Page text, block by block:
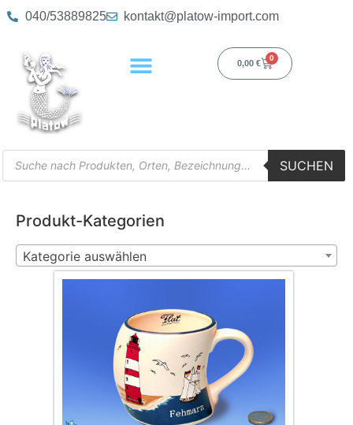
040/53889825 kontakt@platow-import.com
0,00 €
0
SUCHEN
Produkt-Kategorien
Kategorie auswählen